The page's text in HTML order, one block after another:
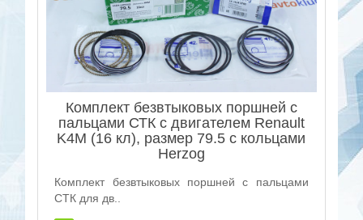
Комплект безвтыковых поршней с
пальцами СТК с двигателем Renault
K4M (16 кл), размер 79.5 с кольцами
Herzog
Комплект безвтыковых поршней с пальцами
СТК для дв..